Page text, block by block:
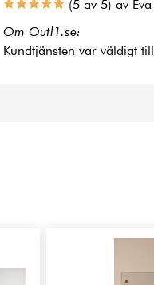
(5 av 5) av
Om Outl1.se:
Kundtjänsten var väldigt